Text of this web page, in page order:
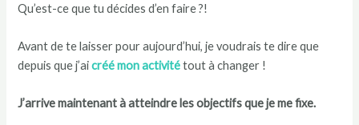
Qu’est-ce que tu décides d’en faire ?!
Avant de te laisser pour aujourd’hui, je voudrais te dire que
depuis que j’aicréé mon activitétout à changer !
J’arrive maintenant à atteindre les objectifs que je me fixe.